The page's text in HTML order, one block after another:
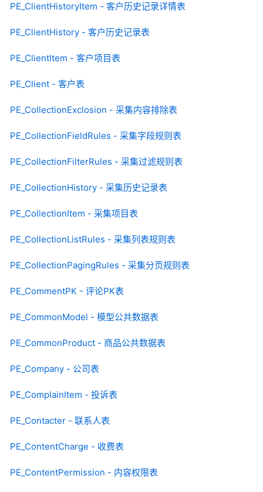
PE_ClientHistoryItem - 客户历史记录详情表
PE_ClientHistory - 客户历史记录表
PE_ClientItem - 客户项目表
PE_Client - 客户表
PE_CollectionExclosion - 采集内容排除表
PE_CollectionFieldRules - 采集字段规则表
PE_CollectionFilterRules - 采集过滤规则表
PE_CollectionHistory - 采集历史记录表
PE_CollectionItem - 采集项目表
PE_CollectionListRules - 采集列表规则表
PE_CollectionPagingRules - 采集分页规则表
PE_CommentPK - 评论PK表
PE_CommonModel - 模型公共数据表
PE_CommonProduct - 商品公共数据表
PE_Company - 公司表
PE_ComplainItem - 投诉表
PE_Contacter - 联系人表
PE_ContentCharge - 收费表
PE_ContentPermission - 内容权限表